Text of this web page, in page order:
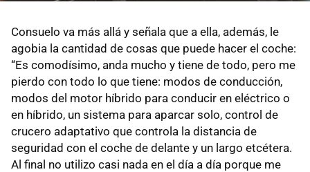
Consuelo va más allá y señala que a ella, además, le
agobia la cantidad de cosas que puede hacer el coche:
“Es comodísimo, anda mucho y tiene de todo, pero me
pierdo con todo lo que tiene: modos de conducción,
modos del motor híbrido para conducir en eléctrico o
en híbrido, un sistema para aparcar solo, control de
crucero adaptativo que controla la distancia de
seguridad con el coche de delante y un largo etcétera.
Al final no utilizo casi nada en el día a día porque me